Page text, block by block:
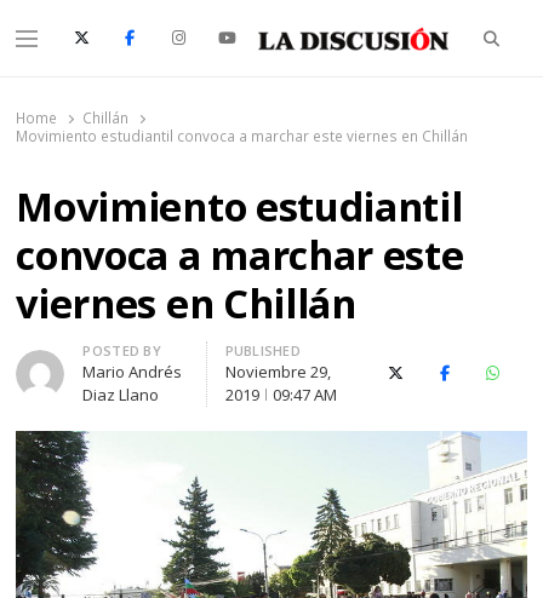
Menu
Home
Chillán
Movimiento estudiantil convoca a marchar este viernes en Chillán
Movimiento estudiantil
convoca a marchar este
viernes en Chillán
Author
POSTED BY
Mario Andrés
Diaz Llano
PUBLISHED
Noviembre 29,
2019
09:47 AM
X (Twitter)Facebook